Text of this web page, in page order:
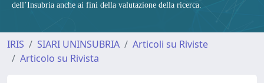
dell’Insubria anche ai fini della valutazione della ricerca.
IRIS SIARI UNINSUBRIA
Articoli su Riviste
Articolo su Rivista